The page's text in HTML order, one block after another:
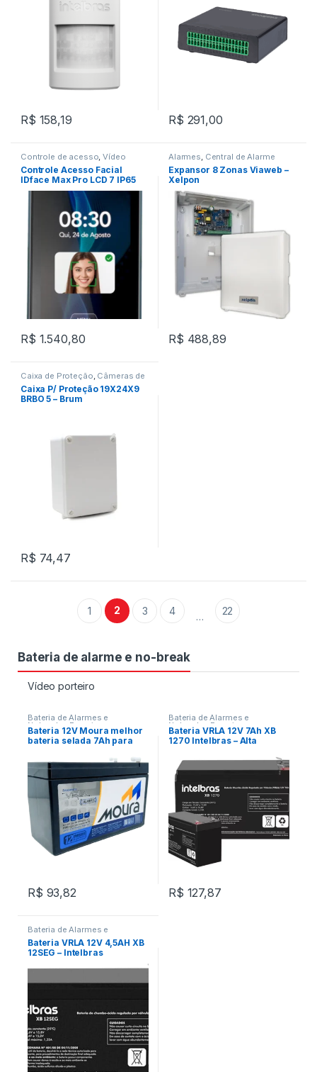
R$ 158,19 R$ 291,00
Controle de acesso,Vídeo
porteiro
Controle Acesso Facial
IDface Max Pro LCD 7 IP65
100.000 Faces Tcpip USB
SIP – CntrolID – IDFMAX/FP/A
R$ 1.540,80
Alarmes, Central de Alarme
Expansor 8 Zonas Viaweb –
Xelpon
R$ 488,89
Caixa de Proteção Câmeras de
Segurança
Caixa P/ Proteção 19X24X9
BRBO 5 – Brum
R$ 74,47
1 2 3 4 … 22
Bateria de alarme e no-break
Vídeo porteiro
Bateria de Alarmes e
Nobreaks,Energia
Bateria 12V Moura melhor
bateria selada 7Ah para
R$ 93,82
Bateria de Alarmes e
Nobreaks ,Energia
Bateria VRLA 12V 7Ah XB
1270 Intelbras – Alta
R$ 127,87
Bateria de Alarmes e
Nobreaks ,Energia
Bateria VRLA 12V 4,5AH XB
12SEG – Intelbras